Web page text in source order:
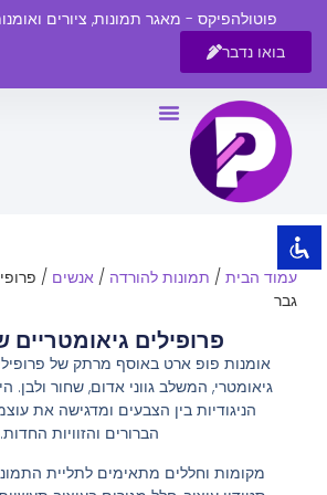
visibility_off השבת את ההבזקים
title סמן כותרות
צבע רקע
zoom_out
zoom_in זום (הגדלה)
הגדלת גופן
גופן קריא
ניגודיות כהה
פוטולהפיקס - מאגר תמונות, ציורים
בואו נדבר
עמוד הבית/ תמונות להורדה / אנשים /
גבר
פרופילים
אומנות פופ ארט באוסף מרתק של
גיאומטרי, המשלב גווני אדום, שחור ולבן.
הניגודיות בין הצבעים ומדגישה את
הברורים והזוויות החדות.
מקומות וחללים מתאימים לתליית